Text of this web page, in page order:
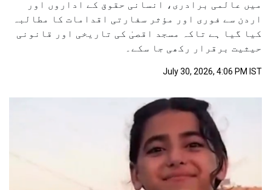
میں عالمی برادری، انسانی حقوق کے اداروں اور
اردن سے فوری اور مؤثر سفارتی اقدامات کا مطالبہ
کیا گیا ہے تاکہ مسجد اقصیٰ کی تاریخی اور قانونی
حیثیت برقرار رکھی جا سکے۔
July 30, 2026, 4:06 PM IST